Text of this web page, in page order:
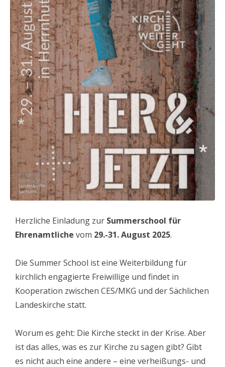
Herzliche Einladung zur Summerschool für
Ehrenamtliche vom 29.-31. August 2025.
Die Summer School ist eine Weiterbildung für
kirchlich engagierte Freiwillige und findet in
Kooperation zwischen CES/MKG und der Sächlichen
Landeskirche statt.
Worum es geht: Die Kirche steckt in der Krise. Aber
ist das alles, was es zur Kirche zu sagen gibt? Gibt
es nicht auch eine andere – eine verheißungs- und